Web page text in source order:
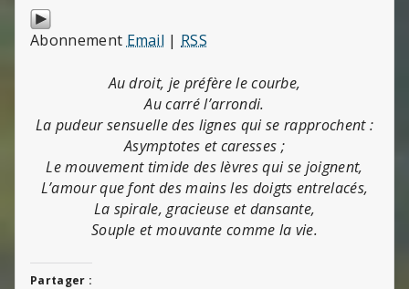
Abonnement Email | RSS
Au droit, je préfère le courbe,
Au carré l’arrondi.
La pudeur sensuelle des lignes qui se rapprochent :
Asymptotes et caresses ;
Le mouvement timide des lèvres qui se joignent,
L’amour que font des mains les doigts entrelacés,
La spirale, gracieuse et dansante,
Souple et mouvante comme la vie.
Partager :